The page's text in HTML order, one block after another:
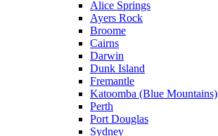
Alice Springs
Ayers Rock
Broome
Cairns
Darwin
Dunk Island
Fremantle
Katoomba (Blue Mountains)
Perth
Port Douglas
Sydney